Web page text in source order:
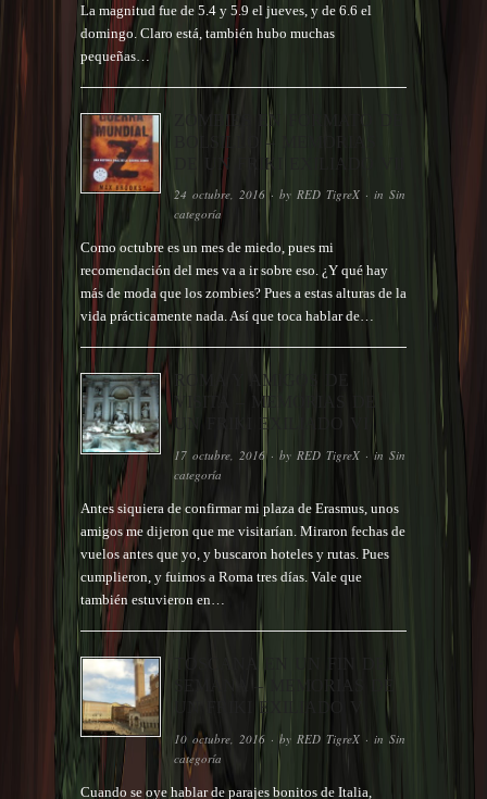
La magnitud fue de 5.4 y 5.9 el jueves, y de 6.6 el
domingo. Claro está, también hubo muchas
pequeñas…
ZOMBIES EN FORMATO DE
BOLSILLO – MEMORIAS
DE UN FRIKI EXILIADO VII
24 octubre, 2016 · byRED TigreX · inSin
categoría
Como octubre es un mes de miedo, pues mi
recomendación del mes va a ir sobre eso. ¿Y qué hay
más de moda que los zombies? Pues a estas alturas de la
vida prácticamente nada. Así que toca hablar de…
ROMA Y AMIGOS DE
VISITA – MEMORIAS DE
UN FRIKI EXILIADO VI
17 octubre, 2016· by RED TigreX · inSin
categoría
Antes siquiera de confirmar mi plaza de Erasmus, unos
amigos me dijeron que me visitarían. Miraron fechas de
vuelos antes que yo, y buscaron hoteles y rutas. Pues
cumplieron, y fuimos a Roma tres días. Vale que
también estuvieron en…
TOSCANA EN UN FIN DE
SEMANA – MEMORIAS DE
UN FRIKI EXILIADO V
10 octubre, 2016 · by RED TigreX · inSin
categoría
Cuando se oye hablar de parajes bonitos de Italia,